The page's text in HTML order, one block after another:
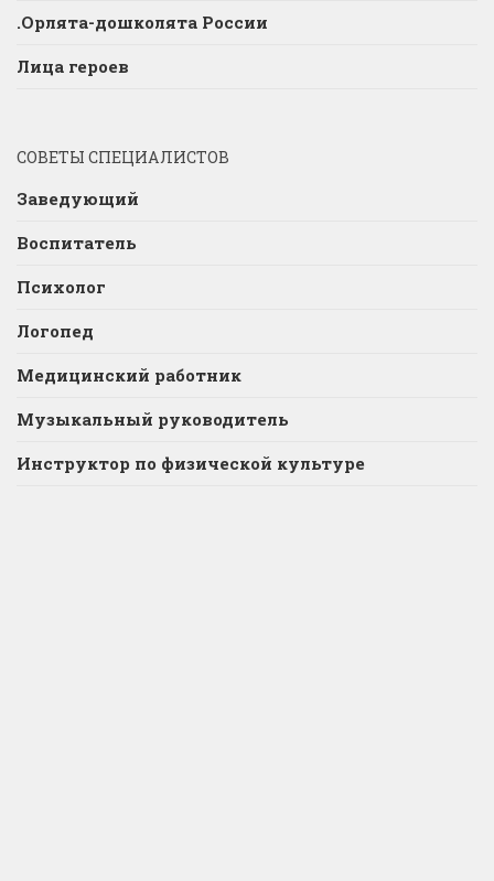
.Орлята-дошколята России
Лица героев
СОВЕТЫ СПЕЦИАЛИСТОВ
Заведующий
Воспитатель
Психолог
Логопед
Медицинский работник
Музыкальный руководитель
Инструктор по физической культуре